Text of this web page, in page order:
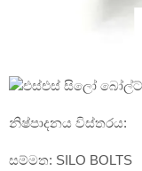
නිෂ්පාදනය විස්තරය:
සම්මත: SILO BOLTS